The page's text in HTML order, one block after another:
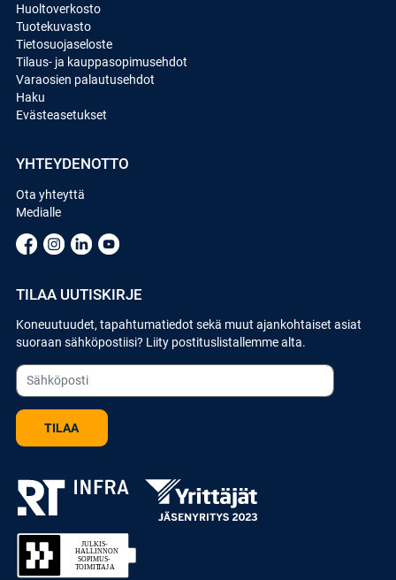
Huoltoverkosto
Tuotekuvasto
Tietosuojaseloste
Tilaus- ja kauppasopimusehdot
Varaosien palautusehdot
Haku
Evästeasetukset
YHTEYDENOTTO
Ota yhteyttä
Medialle
TILAA UUTISKIRJE
Koneuutuudet, tapahtumatiedot sekä muut ajankohtaiset asiat
suoraan sähköpostiisi? Liity postituslistallemme alta.